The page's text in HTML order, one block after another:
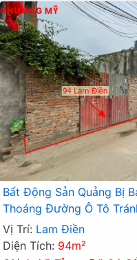
CHƯƠNG MỸ
Bất Động Sản Quảng Bị
Thoáng Đường Ô Tô
Liên Xã
Vị Trí: Lam Điền
Diện Tích: 94m²